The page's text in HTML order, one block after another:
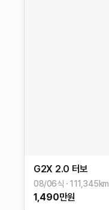
G2X 2.0 터보
08/06식 111,345km
1,490만원